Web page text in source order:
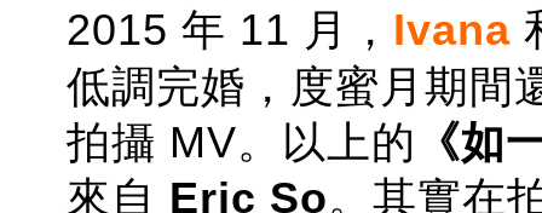
2015 年 11 月， Ivana
低調完婚，度蜜月期間
拍攝 MV。以上的 《如
來自 Eric So。其實在